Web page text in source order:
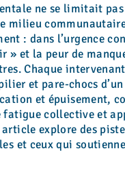
ne se limitait
milieu
: dans l’urgence
» et la peur de
Chaque
et pare-chocs d’un
et épuisement,
collective et
explore des
et ceux qui